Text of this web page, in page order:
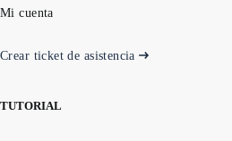
Mi cuenta
Crear ticket de asistencia
TUTORIAL